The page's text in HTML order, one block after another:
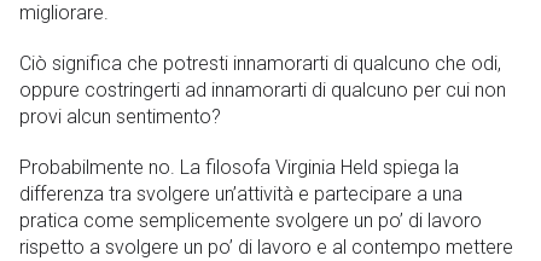
migliorare.
Ciò significa che potresti innamorarti di qualcuno che odi,
oppure costringerti ad innamorarti di qualcuno per cui non
provi alcun sentimento?
Probabilmente no. La filosofa Virginia Held spiega la
differenza tra svolgere un’attività e partecipare a una
pratica come semplicemente svolgere un po’ di lavoro
rispetto a svolgere un po’ di lavoro e al contempo mettere